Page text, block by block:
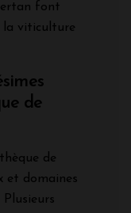
font
la viticulture
de
de
et domaines